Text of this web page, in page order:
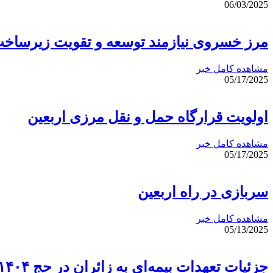
06/03/2025
مرز خسروی نیازمند توسعه و تقویت
مشاهده کامل خبر
05/17/2025
اولویت قرارگاه حمل و نقل مرزی اربعین
مشاهده کامل خبر
05/17/2025
سربازی در راه اربعین
مشاهده کامل خبر
05/13/2025
جزئیات تعهدات بیمه‌ای به زائران در حج ۱۴۰۴